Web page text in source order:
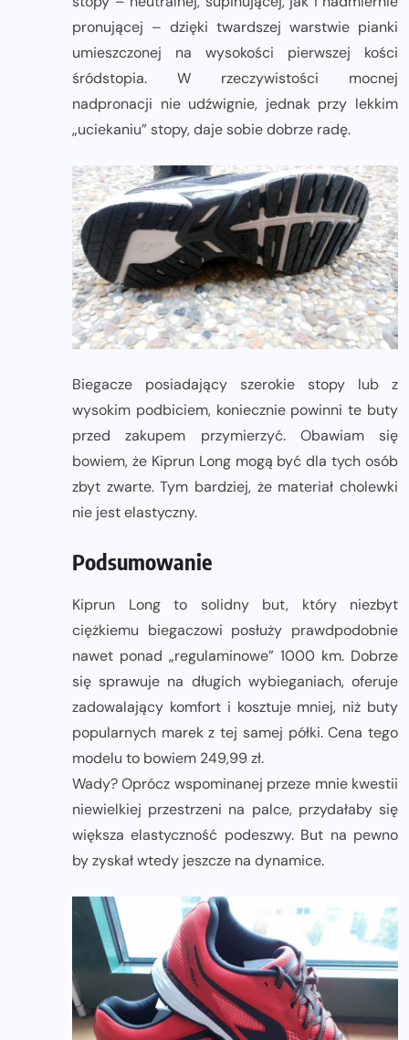
pronującej – dzięki twardszej warstwie pianki
umieszczonej na wysokości pierwszej kości
śródstopia. W rzeczywistości mocnej
nadpronacji nie udźwignie, jednak przy lekkim
„uciekaniu” stopy, daje sobie dobrze radę.
Biegacze posiadający szerokie stopy lub z
wysokim podbiciem, koniecznie powinni te buty
przed zakupem przymierzyć. Obawiam się
bowiem, że Kiprun Long mogą być dla tych osób
zbyt zwarte. Tym bardziej, że materiał cholewki
nie jest elastyczny.
Podsumowanie
Kiprun Long to solidny but, który niezbyt
ciężkiemu biegaczowi posłuży prawdpodobnie
nawet ponad „regulaminowe” 1000 km. Dobrze
się sprawuje na długich wybieganiach, oferuje
zadowalający komfort i kosztuje mniej, niż buty
popularnych marek z tej samej półki. Cena tego
modelu to bowiem 249,99 zł.
Wady? Oprócz wspominanej przeze mnie kwestii
niewielkiej przestrzeni na palce, przydałaby się
większa elastyczność podeszwy. But na pewno
by zyskał wtedy jeszcze na dynamice.